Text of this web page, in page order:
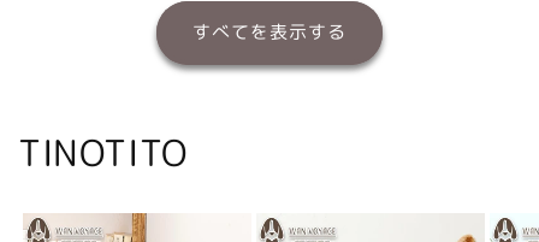
すべてを表示する
TINOTITO